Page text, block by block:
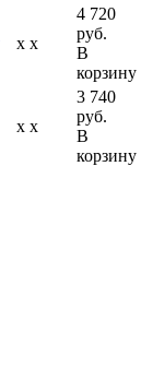
x x
4 720
руб.
В
корзину
x x
3 740
руб.
В
корзину